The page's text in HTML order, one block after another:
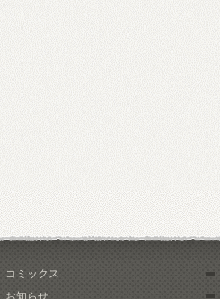
コミックス
お知らせ